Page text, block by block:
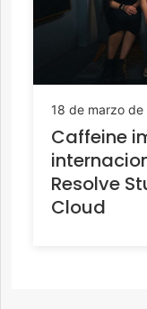
18 de marzo de
Caffeine
Resolve
Cloud